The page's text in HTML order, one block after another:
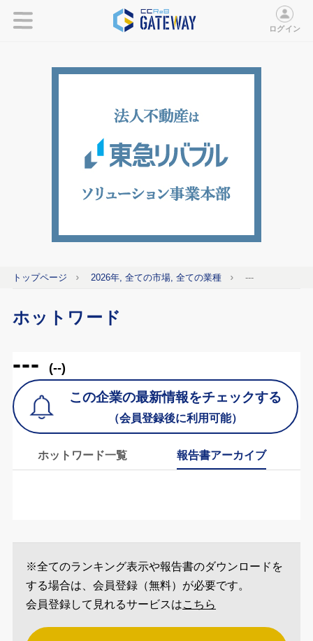
ログイン
トップページ 2026年, 全ての市場, 全ての業種 ---
ホットワード
--- (--)
この企業の最新情報をチェックする
（会員登録後に利用可能）
ホットワード一覧 報告書アーカイブ
※全てのランキング表示や報告書のダウンロードを
する場合は、会員登録（無料）が必要です。
会員登録して見れるサービスはこちら